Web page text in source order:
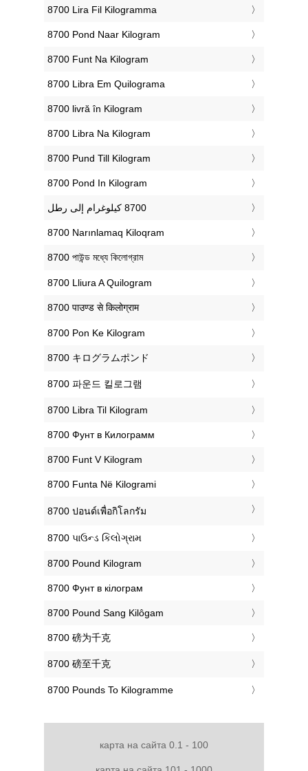
‎8700 Lira Fil Kilogramma
‎8700 Pond Naar Kilogram
‎8700 Funt Na Kilogram
‎8700 Libra Em Quilograma
‎8700 livră în Kilogram
‎8700 Libra Na Kilogram
‎8700 Pund Till Kilogram
‎8700 Pond In Kilogram
‎8700 Narınlamaq Kiloqram
‎8700 পাউন্ড মধ্যে কিলোগ্রাম
‎8700 Lliura A Quilogram
‎8700 पाउण्ड से किलोग्राम
‎8700 Pon Ke Kilogram
‎8700 キログラムポンド
‎8700 파운드 킬로그램
‎8700 Libra Til Kilogram
‎8700 Фунт в Килограмм
‎8700 Funt V Kilogram
‎8700 Funta Në Kilogrami
‎8700 ปอนด์เพื่อกิโลกรัม
‎8700 પાઉન્ડ કિલોગ્રામ
‎8700 Pound Kilogram
‎8700 Фунт в кілограм
‎8700 Pound Sang Kilôgam
‎8700 磅为千克
‎8700 磅至千克
‎8700 Pounds To Kilogramme
карта на сайта 0.1 - 100